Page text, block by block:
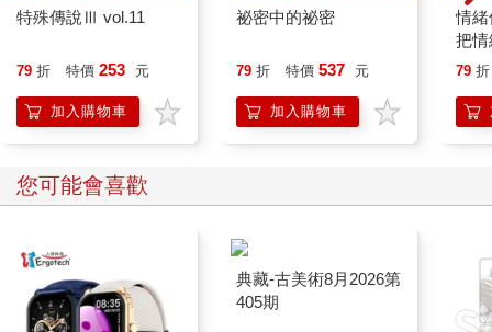
特殊傳說Ⅲ vol.11
79 折 特價 253 元
加入購物車
祕密中的祕密
79 折 特價 537 元
加入購物車
情
把
誰
79 折
您可能會喜歡